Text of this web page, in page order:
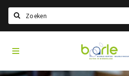
Home
Visit
Baarle